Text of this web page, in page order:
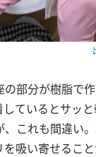
部分が樹脂で
ているとサッ
これも間違い
吸い寄せること